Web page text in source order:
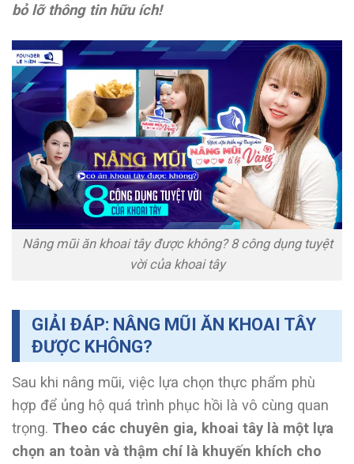
bỏ lỡ thông tin hữu ích!
Nâng mũi ăn khoai tây được không? 8 công dụng tuyệt
vời của khoai tây
GIẢI ĐÁP: NÂNG MŨI ĂN KHOAI TÂY
ĐƯỢC KHÔNG?
Sau khi nâng mũi, việc lựa chọn thực phẩm phù
hợp để ủng hộ quá trình phục hồi là vô cùng quan
trọng. Theo các chuyên gia, khoai tây là một lựa
chọn an toàn và thậm chí là khuyến khích cho